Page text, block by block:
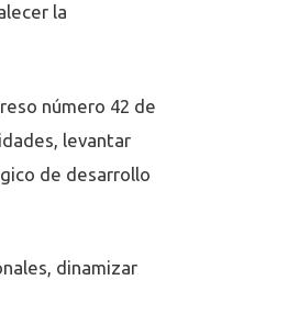
la
número 42 de
levantar
de desarrollo
dinamizar